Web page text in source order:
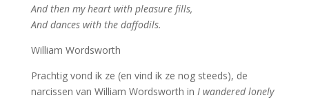
And then my heart with pleasure fills,
And dances with the daffodils.
William Wordsworth
Prachtig vond ik ze (en vind ik ze nog steeds), de
narcissen van William Wordsworth in I wandered lonely